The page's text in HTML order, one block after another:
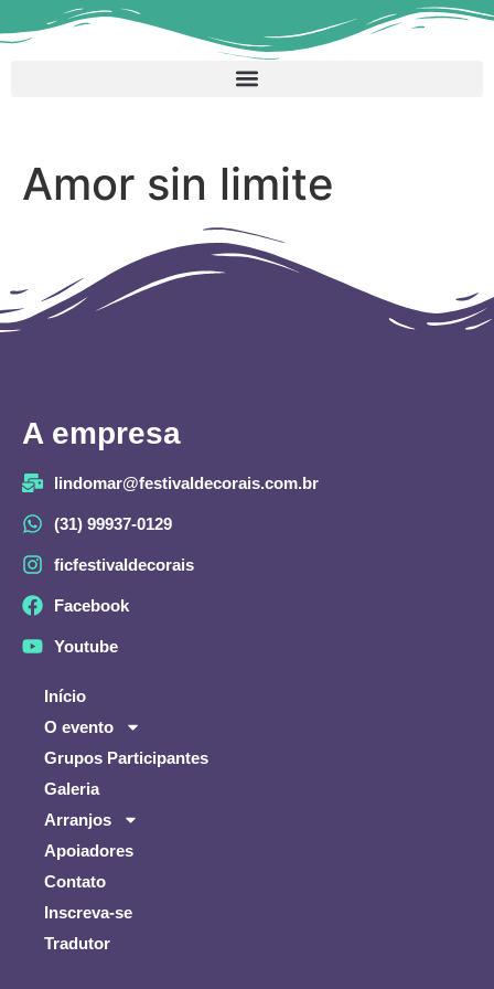
Amor sin limite
A empresa
lindomar@festivaldecorais.com.br
(31) 99937-0129
ficfestivaldecorais
Facebook
Youtube
Início
O evento
Grupos Participantes
Galeria
Arranjos
Apoiadores
Contato
Inscreva-se
Tradutor